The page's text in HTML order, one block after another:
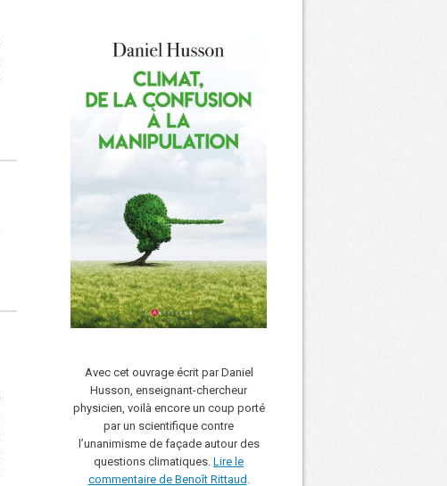
Avec cet ouvrage écrit par Daniel
Husson, enseignant-chercheur
physicien, voilà encore un coup porté
par un scientifique contre
l’unanimisme de façade autour des
questions climatiques. Lire le
commentaire de Benoît Rittaud